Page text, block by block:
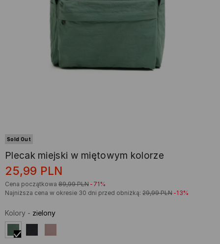
Sold Out
Plecak miejski w miętowym kolorze
25,99 PLN
Cena początkowa 89,99 PLN -71%
Najniższa cena w okresie 30 dni przed obniżką: 29,99 PLN -13%
Kolory - zielony